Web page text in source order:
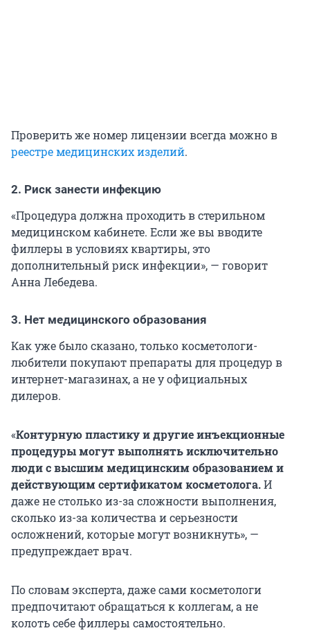
Проверить же номер лицензии всегда можно в
реестре медицинских изделий.
2. Риск занести инфекцию
«Процедура должна проходить в стерильном
медицинском кабинете. Если же вы вводите
филлеры в условиях квартиры, это
дополнительный риск инфекции», — говорит
Анна Лебедева.
3. Нет медицинского образования
Как уже было сказано, только косметологи-
любители покупают препараты для процедур в
интернет-магазинах, а не у официальных
дилеров.
«Контурную пластику и другие инъекционные
процедуры могут выполнять исключительно
люди с высшим медицинским образованием и
действующим сертификатом косметолога.И
даже не столько из-за сложности выполнения,
сколько из-за количества и серьезности
осложнений, которые могут возникнуть», —
предупреждает врач.
По словам эксперта, даже сами косметологи
предпочитают обращаться к коллегам, а не
колоть себе филлеры самостоятельно.